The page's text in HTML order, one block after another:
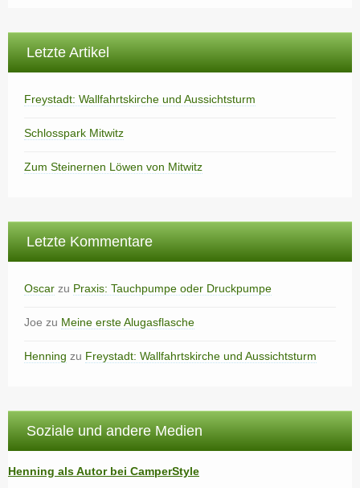
Letzte Artikel
Freystadt: Wallfahrtskirche und Aussichtsturm
Schlosspark Mitwitz
Zum Steinernen Löwen von Mitwitz
Letzte Kommentare
Oscar zu Praxis: Tauchpumpe oder Druckpumpe
Joe zu Meine erste Alugasflasche
Henning zu Freystadt: Wallfahrtskirche und Aussichtsturm
Soziale und andere Medien
Henning als Autor bei CamperStyle